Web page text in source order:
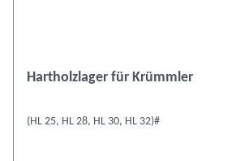
Hartholzlager für Krümmler
(HL 25, HL 28, HL 30, HL 32)#